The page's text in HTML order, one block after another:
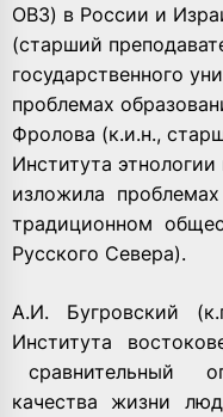
ОВЗ) в России и
(старший
государственного
проблемах
Фролова (к.и.н.,
Института
изложила проблемах
традиционном
Русского Севера).
А.И. Бугровский
Института
сравнительный
качества жизни